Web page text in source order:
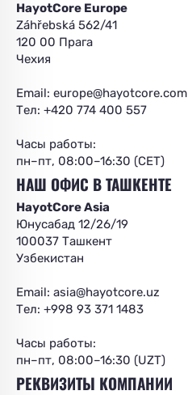
HayotCore Europe
Záhřebská 562/41
120 00 Прага
Чехия
Email: europe@hayotcore.com
Тел: +420 774 400 557
Часы работы:
пн–пт, 08:00–16:30 (CET)
НАШ ОФИС В ТАШКЕНТЕ
HayotCore Asia
Юнусабад 12/26/19
100037 Ташкент
Узбекистан
Email: asia@hayotcore.uz
Тел: +998 93 371 1483
Часы работы:
пн–пт, 08:00–16:30 (UZT)
РЕКВИЗИТЫ КОМПАНИИ